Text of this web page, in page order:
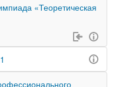
«Теоретическая